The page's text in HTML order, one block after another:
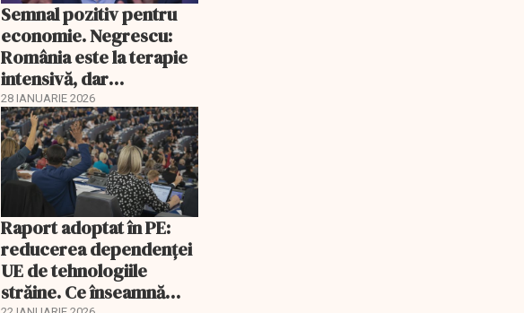
Semnal pozitiv pentru
economie. Negrescu:
România este la terapie
intensivă, dar
tratamentul începe să
funcționeze
28 IANUARIE 2026
Raport adoptat în PE:
reducerea dependenței
UE de tehnologiile
străine. Ce înseamnă